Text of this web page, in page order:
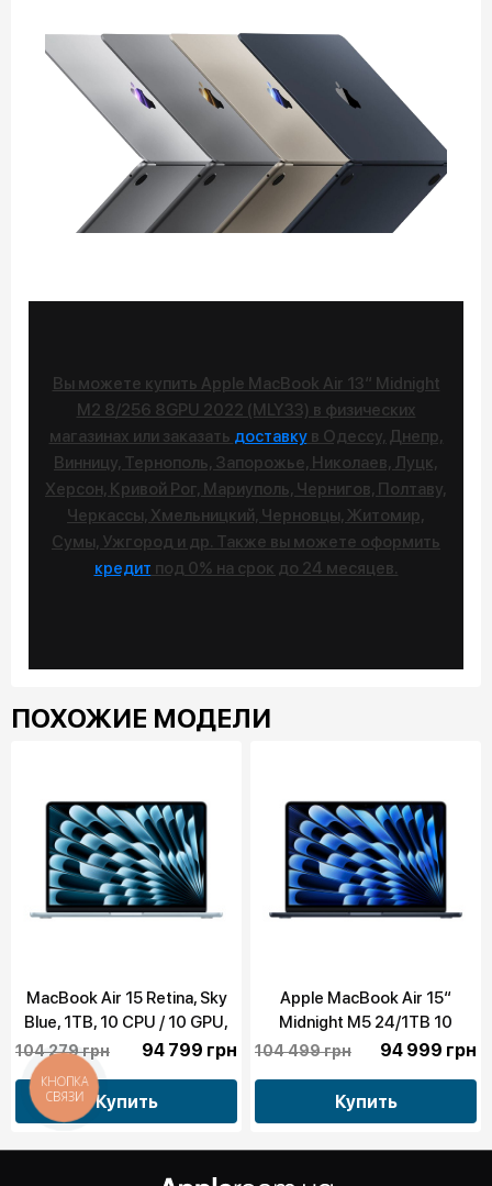
Вы можете купить Apple MacBook Air 13“ Midnight
M2 8/256 8GPU 2022 (MLY33) в физических
магазинах или заказать доставкув Одессу, Днепр,
Винницу, Тернополь, Запорожье, Николаев, Луцк,
Херсон, Кривой Рог, Мариуполь, Чернигов, Полтаву,
Черкассы, Хмельницкий, Черновцы, Житомир,
Сумы, Ужгород и др. Также вы можете оформить
кредит под 0% на срок до 24 месяцев.
ПОХОЖИЕ МОДЕЛИ
MacBook Air 15 Retina, Sky
Blue, 1TB, 10 CPU / 10 GPU,
24GB RAM with Apple M5
(MDVU4)
104 279 грн 94 799 грн
Купить
Apple MacBook Air 15“
Midnight M5 24/1TB 10
CPU/10 GPU 2026 (MDVN4)
104 499 грн 94 999 грн
Купить
КНОПКА
СВЯЗИ